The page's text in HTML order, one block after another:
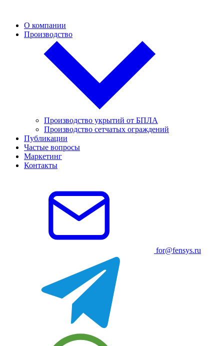
О компании
Производство
Производство укрытий от БПЛА
Производство сетчатых ограждений
Публикации
Частые вопросы
Маркетинг
Контакты
for@fensys.ru